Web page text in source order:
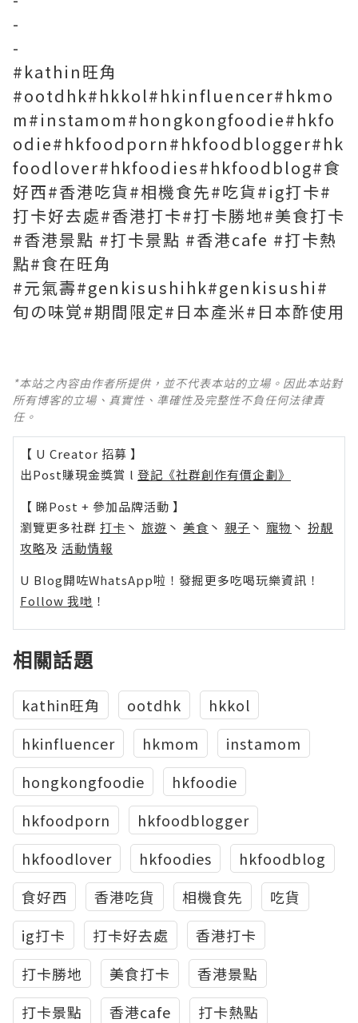
-
-
#kathin旺角
#ootdhk#hkkol#hkinfluencer#hkmo
m#instamom#hongkongfoodie#hkfo
odie#hkfoodporn#hkfoodblogger#hk
foodlover#hkfoodies#hkfoodblog#食
好西#香港吃貨#相機食先#吃貨#ig打卡#
打卡好去處#香港打卡#打卡勝地#美食打卡
#香港景點 #打卡景點 #香港cafe #打卡熱
點#食在旺角
#元氣壽#genkisushihk#genkisushi#
旬の味覚#期間限定#日本產米#日本酢使用
*本站之內容由作者所提供，並不代表本站的立場。因此本站對
所有博客的立場、真實性、準確性及完整性不負任何法律責
任。
【 U Creator 招募 】
出Post賺現金獎賞 l 登記《社群創作有價企劃》
【 睇Post + 參加品牌活動 】
瀏覽更多社群 打卡 丶 旅遊 丶 美食 丶 親子 丶 寵物 丶 扮靚
攻略及 活動情報
U Blog開咗WhatsApp啦！發掘更多吃喝玩樂資訊！
Follow 我哋 ！
相關話題
kathin旺角 ootdhk
hkkol
hkinfluencer
hkmom
instamom
hongkongfoodie
hkfoodie
hkfoodporn
hkfoodblogger
hkfoodlover
hkfoodies
hkfoodblog
食好西
香港吃貨 相機食先
吃貨
ig打卡
打卡好去處
香港打卡
打卡勝地
美食打卡
香港景點
打卡景點
香港cafe
打卡熱點